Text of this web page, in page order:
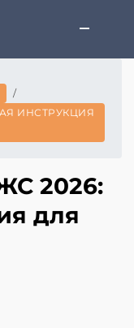
/
ИНСТРУКЦИЯ
2026:
для